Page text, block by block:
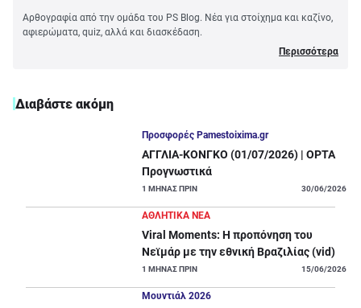
Αρθογραφία από την ομάδα του PS Blog. Νέα για στοίχημα και καζίνο,
αφιερώματα, quiz, αλλά και διασκέδαση.
Περισσότερα
Διαβάστε ακόμη
Προσφορές Pamestoixima.gr
ΑΓΓΛΙΑ-ΚΟΝΓΚΟ (01/07/2026) | OPTA
Προγνωστικά
1 ΜΗΝΑΣ ΠΡΙΝ 30/06/2026
ΑΘΛΗΤΙΚΑ ΝΕΑ
Viral Moments: Η προπόνηση του
Νεϊμάρ με την εθνική Βραζιλίας (vid)
1 ΜΗΝΑΣ ΠΡΙΝ 15/06/2026
Μουντιάλ 2026